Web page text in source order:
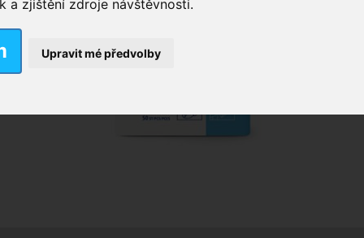
a zjištění zdroje návštěvnosti.
Upravit mé předvolby
plavky,Dámské inkontinenční plavky